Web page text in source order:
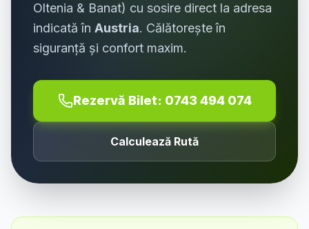
Oltenia & Banat) cu sosire direct la adresa
indicată în Austria. Călătorește în
siguranță și confort maxim.
Rezervă Bilet: 0743 494 074
Calculează Rută